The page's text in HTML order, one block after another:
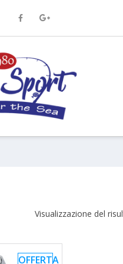
Visualizzazione del
OFFERTA